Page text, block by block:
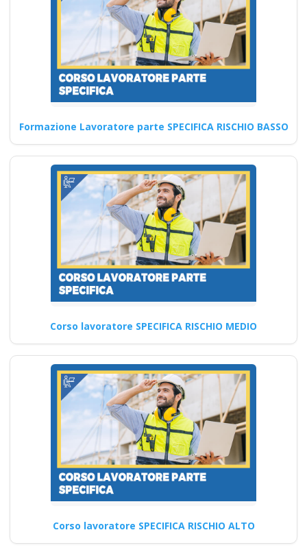
Formazione Lavoratore parte SPECIFICA RISCHIO BASSO
Corso lavoratore SPECIFICA RISCHIO MEDIO
Corso lavoratore SPECIFICA RISCHIO ALTO